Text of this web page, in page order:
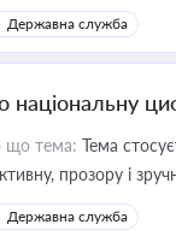
Державна служба
національну
що тема: Тема
прозору і
Державна служба